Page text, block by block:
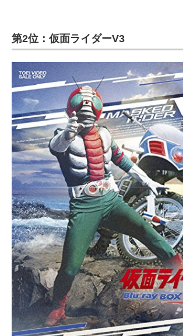
第2位：仮面ライダーV3